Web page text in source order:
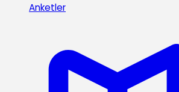
Anketler